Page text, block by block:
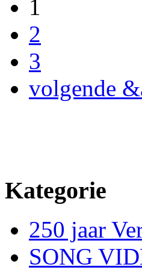
1
2
3
volgende
Kategorie
250 jaar
SONG